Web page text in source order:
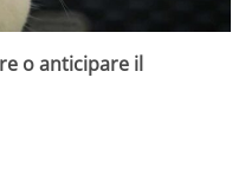
o anticipare il